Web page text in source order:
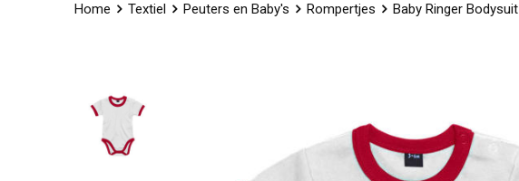
Home Textiel Peuters en Baby's Rompertjes Baby Ringer Bodysuit